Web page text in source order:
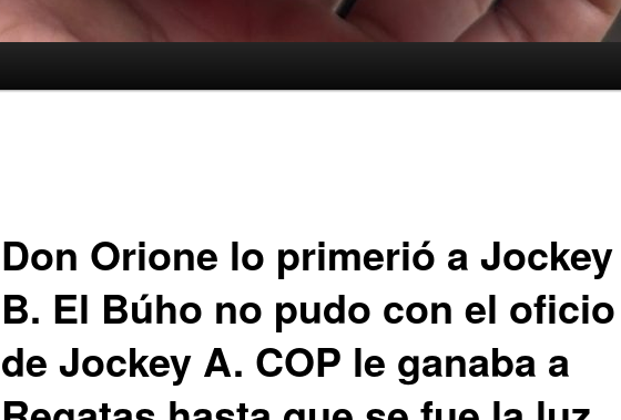
Don Orione lo primerió a Jockey
B. El Búho no pudo con el oficio
de Jockey A. COP le ganaba a